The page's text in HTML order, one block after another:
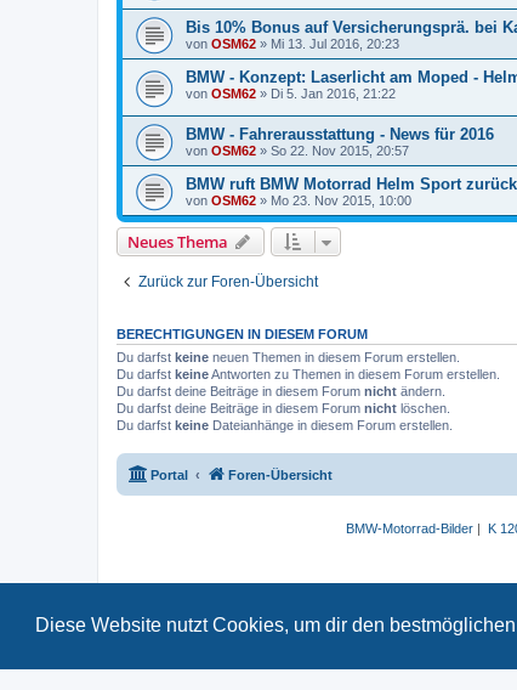
Diese Website nutzt Cookies, um dir den
Bis 10% Bonus auf Versicherungsprä. bei
von OSM62 » Mi 13. Jul 2016, 20:23
BMW - Konzept: Laserlicht am Moped -
von OSM62 » Di 5. Jan 2016, 21:22
BMW - Fahrerausstattung - News für 2016
von OSM62 » So 22. Nov 2015, 20:57
BMW ruft BMW Motorrad Helm Sport zurück
von OSM62 » Mo 23. Nov 2015, 10:00
Neues Thema
Zurück zur Foren-Übersicht
BERECHTIGUNGEN IN DIESEM FORUM
Du darfst keine neuen Themen in diesem Forum erstellen.
Du darfst keineAntworten zu Themen in diesem Forum erstellen.
Du darfst deine Beiträge in diesem Forum nicht ändern.
Du darfst deine Beiträge in diesem Forum nicht löschen.
Du darfst keine Dateianhänge in diesem Forum erstellen.
Portal Foren-Übersicht
BMW-Motorrad-Bilder| K